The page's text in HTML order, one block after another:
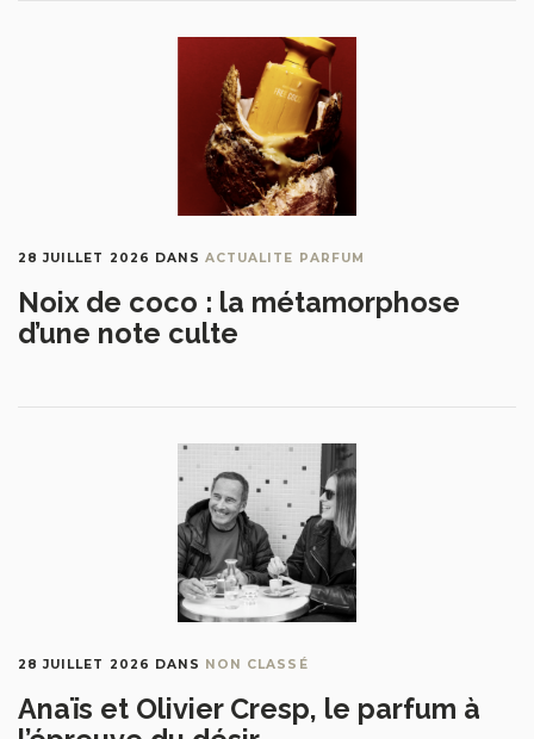
28 JUILLET 2026 DANSACTUALITE PARFUM
Noix de coco : la métamorphose
d’une note culte
28 JUILLET 2026 DANS NON CLASSÉ
Anaïs et Olivier Cresp, le parfum à